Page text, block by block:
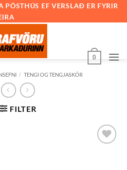
EF VERSLAÐ ER FYRIR
0
/ TENGI OG TENGJASKÓR
FILTER